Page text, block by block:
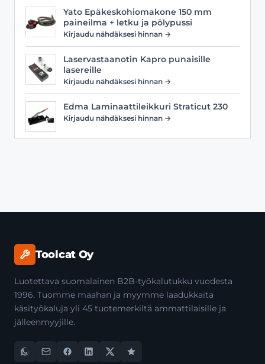
Yato Epäkeskohiomakone 150 mm
paineilma + letku ja pölypussi
Kirjaudu nähdäksesi hinnan →
Laservastaanotin Kapro punaisille
lasereille
Kirjaudu nähdäksesi hinnan →
Edma Laminaattileikkuri Straticut 230
Kirjaudu nähdäksesi hinnan →
Toolcat Oy
Luotettava suomalainen B2B-työkalutukku vuodesta
1996. Tuomme maahan ja myymme laadukkaita
käsityökaluja yli 45 tuotemerkiltä ammattilaisille ja
jälleenmyyjille.